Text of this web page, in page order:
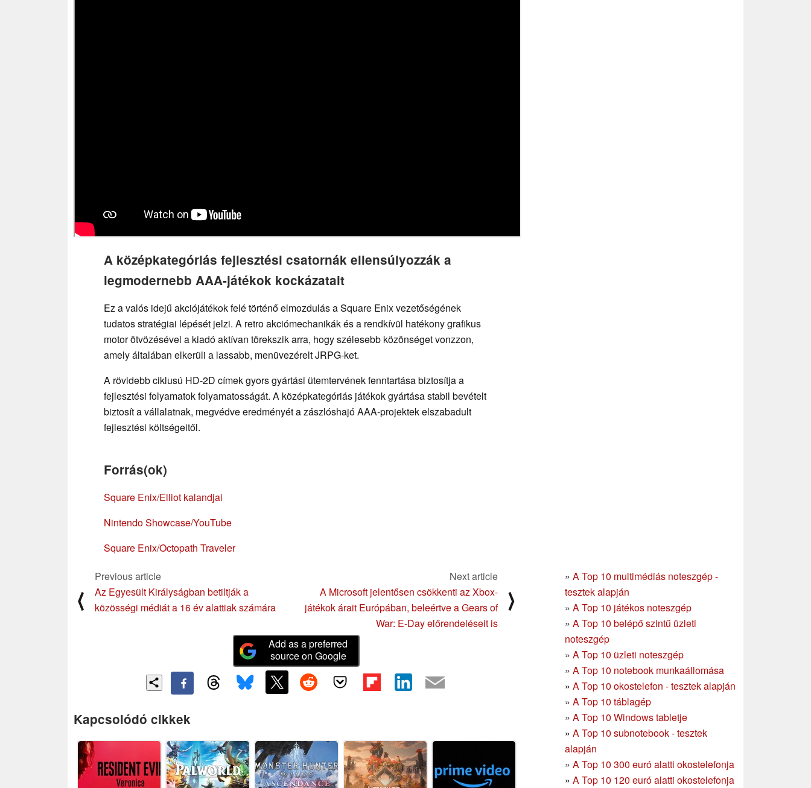
A középkategóriás fejlesztési csatornák ellensúlyozzák a
legmodernebb AAA-játékok kockázatait
Ez a valós idejű akciójátékok felé történő elmozdulás a Square Enix vezetőségének
tudatos stratégiai lépését jelzi. A retro akciómechanikák és a rendkívül hatékony grafikus
motor ötvözésével a kiadó aktívan törekszik arra, hogy szélesebb közönséget vonzzon,
amely általában elkerüli a lassabb, menüvezérelt JRPG-ket.
A rövidebb ciklusú HD-2D címek gyors gyártási ütemtervének fenntartása biztosítja a
fejlesztési folyamatok folyamatosságát. A középkategóriás játékok gyártása stabil bevételt
biztosít a vállalatnak, megvédve eredményét a zászlóshajó AAA-projektek elszabadult
fejlesztési költségeitől.
Forrás(ok)
Square Enix/Elliot kalandjai
Nintendo Showcase/YouTube
Square Enix/Octopath Traveler
» A Top 10 multimédiás noteszgép -
tesztek alapján
» A Top 10 játékos noteszgép
» A Top 10 belépő szintű üzleti
noteszgép
» A Top 10 üzleti noteszgép
» A Top 10 notebook munkaállomása
» A Top 10 okostelefon - tesztek alapján
» A Top 10 táblagép
» A Top 10 Windows tabletje
» A Top 10 subnotebook - tesztek
alapján
» A Top 10 300 euró alatti okostelefonja
» A Top 10 120 euró alatti okostelefonja
⟨
Previous article
Az Egyesült Királyságban betiltják a
közösségi médiát a 16 év alattiak számára
Next article
A Microsoft jelentősen csökkenti az Xbox-
játékok árait Európában, beleértve a Gears of
War: E-Day előrendeléseit is
⟩
Add as a preferred
source on Google
Kapcsolódó cikkek